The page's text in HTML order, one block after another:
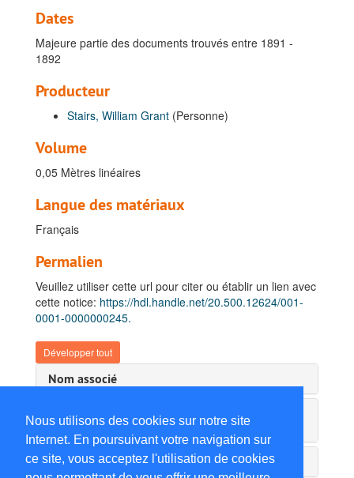
Nous utilisons des cookies sur notre site
Internet. En poursuivant votre navigation sur
ce site, vous acceptez l'utilisation de cookies
Dates
Majeure partie des documents trouvés entre 1891 -
1892
Producteur
Stairs, William Grant (Personne)
Volume
0,05 Mètres linéaires
Langue des matériaux
Français
Permalien
Veuillez utiliser cette url pour citer ou établir un lien avec
cette notice: https://hdl.handle.net/20.500.12624/001-
0001-0000000245.
Développer tout
Nom associé
Instrument de recherche & information
administrative
Détails du service d'archives